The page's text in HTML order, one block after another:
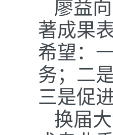
廖益
著成果
希望：
务；二
三是促
换届